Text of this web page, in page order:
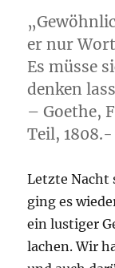
er nur
Es müsse
denken
– Goethe,
Teil, 1808.-
Letzte Nacht
ging es
ein lustiger
lachen. Wir